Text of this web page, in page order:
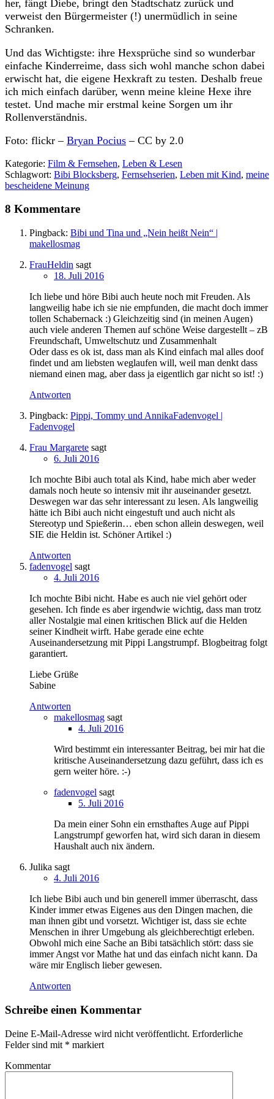
her, fängt Diebe, bringt den Stadtschatz zurück und
verweist den Bürgermeister (!) unermüdlich in seine
Schranken.
Und das Wichtigste: ihre Hexsprüche sind so wunderbar
einfache Kinderreime, dass sich wohl manche schon dabei
erwischt hat, die eigene Hexkraft zu testen. Deshalb freue
ich mich einfach darüber, wenn meine kleine Hexe ihre
testet. Und mache mir erstmal keine Sorgen um ihr
Rollenverständnis.
Foto: flickr – Bryan Pocius – CC by 2.0
Kategorie: Film & Fernsehen, Leben & Lesen
Schlagwort: Bibi Blocksberg, Fernsehserien, Leben mit Kind, meine
bescheidene Meinung
8 Kommentare
Pingback: Bibi und Tina und „Nein heißt Nein“ |
makellosmag
FrauHeldin sagt
18. Juli 2016
Ich liebe und höre Bibi auch heute noch mit Freuden. Als
langweilig habe ich sie nie empfunden, die macht doch immer
tollen Schabernack :) Gleichzeitig sind (in meinen Augen)
auch viele anderen Themen auf schöne Weise dargestellt – zB
Freundschaft, Umweltschutz und Zusammenhalt
Oder dass es ok ist, dass man als Kind einfach mal alles doof
findet und am liebsten weglaufen will, weil man denkt dass
niemand einen mag, aber dass ja eigentlich gar nicht so ist! :)
Antworten
Pingback: Pippi, Tommy und AnnikaFadenvogel |
Fadenvogel
Frau Margarete sagt
6. Juli 2016
Ich mochte Bibi auch total als Kind, habe mich aber weder
damals noch heute so intensiv mit ihr auseinander gesetzt.
Deswegen war das sehr interessant zu lesen. Als langweilig
hätte ich Bibi auch nicht eingestuft und auch nicht als
Stereotyp und Spießerin… eben schon allein deswegen, weil
SIE die Heldin ist. Schöner Artikel :)
Antworten
fadenvogel sagt
4. Juli 2016
Ich mochte Bibi nicht. Habe es auch nie viel gehört oder
gesehen. Ich finde es aber irgendwie wichtig, dass man trotz
aller Nostalgie mal einen kritischen Blick auf die Helden
seiner Kindheit wirft. Habe gerade eine echte
Auseinandersetzung mit Pippi Langstrumpf. Blogbeitrag folgt
garantiert.
Liebe Grüße
Sabine
Antworten
makellosmag sagt
4. Juli 2016
Wird bestimmt ein interessanter Beitrag, bei mir hat die
kritische Auseinandersetzung dazu geführt, dass ich es
gern weiter höre. :-)
fadenvogel sagt
5. Juli 2016
Da mein einer Sohn ein ernsthaftes Auge auf Pippi
Langstrumpf geworfen hat, wird sich daran in diesem
Haushalt auch nix ändern.
Julika sagt
4. Juli 2016
Ich liebe Bibi auch und bin generell immer überrascht, dass
Kinder immer etwas Eigenes aus den Dingen machen, die
man ihnen gibt und vorsetzt. Wichtiger ist, dass sie echte
Menschen in ihrer Umgebung als gleichberechtigt erleben.
Obwohl mich eine Sache an Bibi tatsächlich stört: dass sie
immer Angst vor Mathe hat und das einfach nicht kann. Da
wäre mir Englisch lieber gewesen.
Antworten
Schreibe einen Kommentar
Deine E-Mail-Adresse wird nicht veröffentlicht. Erforderliche
Felder sind mit * markiert
Kommentar